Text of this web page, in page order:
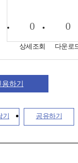
0
상세조회
0
다운로
용하기
기 공유하기